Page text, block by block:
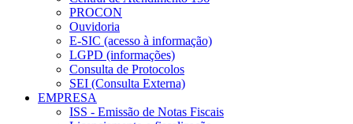
PROCON
Ouvidoria
E-SIC (acesso à informação)
LGPD (informações)
Consulta de Protocolos
SEI (Consulta Externa)
EMPRESA
ISS - Emissão de Notas Fiscais